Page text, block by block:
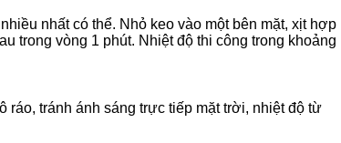
nhất có thể. Nhỏ keo vào một bên mặt, xịt hợp
trong vòng 1 phút. Nhiệt độ thi công trong khoảng
tránh ánh sáng trực tiếp mặt trời, nhiệt độ từ